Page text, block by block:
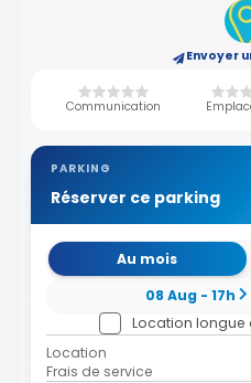
Envoyer
Communication
PARKING
Réserver ce parking
Au mois
08 Aug - 17h
Location longue
Location
Frais de service